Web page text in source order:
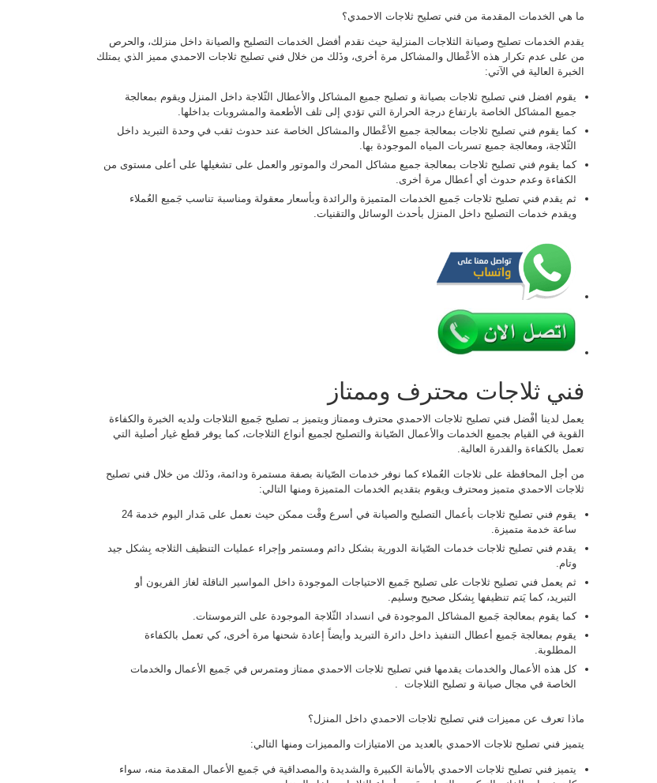
ما هي الخدمات المقدمة من فني تصليح ثلاجات الاحمدي؟
يقدم الخدمات تصليح وصيانة الثلاجات المنزلية حيث نقدم أفضل الخدمات التصليح والصيانة داخل منزلك، والحرص
من على عدم تكرار هذه الأعْطال والمشاكل مرة أخرى، وذَلك من خلال فني تصليح ثلاجات الاحمدي مميز الذي يمتلك
الخبرة العالية في الآتي:
يقوم افضل فني تصليح ثلاجات بصيانة و تصليح جميع المشاكل والأعطال الثّلاجة داخل المنزل ويقوم بمعالجة
جميع المشاكل الخاصة بارتفاع درجة الحرارة التي تؤدي إلى تلف الأطعمة والمشروبات بداخلها.
كما يقوم فني تصليح ثلاجات بمعالجة جميع الأعْطال والمشاكل الخاصة عند حدوث ثقب في وحدة التبريد داخل
الثّلاجة، ومعالجة جميع تسربات المياه الموجودة بها.
كما يقوم فني تصليح ثلاجات بمعالجة جميع مشاكل المحرك والموتور والعمل على تشغيلها على أعلى مستوى من
الكفاءة وعدم حدوث أي أعطال مرة أخرى.
ثم يقدم فني تصليح ثلاجات جَميع الخدمات المتميزة والرائدة وبأسعار معقولة ومناسبة تناسب جَميع العُملاء
ويقدم خدمات التصليح داخل المنزل بأحدث الوسائل والتقنيات.
فني ثلاجات محترف وممتاز
يعمل لدينا أفْضل فني تصليح ثلاجات الاحمدي محترف وممتاز ويتميز بـ تصليح جَميع الثلاجات ولديه الخبرة والكفاءة
القوية في القيام بجميع الخدمات والأعمال الصّيانة والتصليح لجميع أنواع الثلاجات، كما يوفر قطع غيار أصلية التي
تعمل بالكفاءة والقدرة العالية.
من أجل المحافظة على ثلاجات العُملاء كما نوفر خدمات الصّيانة بصفة مستمرة ودائمة، وذَلك من خلال فني تصليح
ثلاجات الاحمدي متميز ومحترف ويقوم بتقديم الخدمات المتميزة ومنها التالي:
يقوم فني تصليح ثلاجات بأعمال التصليح والصيانة في أسرع وقْت ممكن حيث نعمل على مَدار اليوم خدمة 24
ساعة خدمة متميزة.
يقدم فني تصليح ثلاجات خدمات الصّيانة الدورية بشكل دائم ومستمر وإجراء عمليات التنظيف الثلاجه بِشكل جيد
وتام.
ثم يعمل فني تصليح ثلاجات على تصليح جَميع الاحتياجات الموجودة داخل المواسير الناقلة لغاز الفريون أو
التبريد، كما يَتم تنظيفها بِشكل صحيح وسليم.
كما يقوم بمعالجة جَميع المشاكل الموجودة في انسداد الثّلاجة الموجودة على الترموستات.
يقوم بمعالجة جَميع أعطال التنفيذ داخل دائرة التبريد وأيضاً إعادة شحنها مرة أخرى، كي تعمل بالكفاءة
المطلوبة.
كل هذه الأعمال والخدمات يقدمها فني تصليح ثلاجات الاحمدي ممتاز ومتمرس في جَميع الأعمال والخدمات
الخاصة في مجال صيانة و تصليح الثلاجات .
ماذا تعرف عن مميزات فني تصليح ثلاجات الاحمدي داخل المنزل؟
يتميز فني تصليح ثلاجات الاحمدي بالعديد من الامتيازات والمميزات ومنها التالي:
يتميز فني تصليح ثلاجات الاحمدي بالأمانة الكبيرة والشديدة والمصداقية في جَميع الأعمال المقدمة منه، سواء